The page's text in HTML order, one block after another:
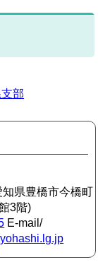
部
県豊橋市今橋町
3階)
E-mail/